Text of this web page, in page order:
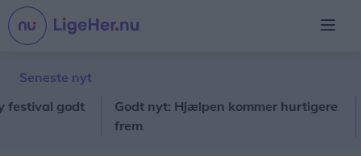
Seneste nyt
godt
Godt nyt: Hjælpen kommer hurtigere
frem